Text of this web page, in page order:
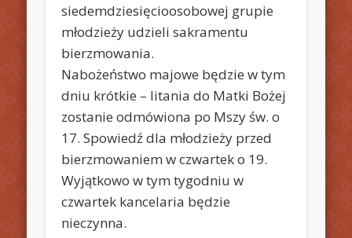
siedemdziesięcioosobowej grupie
młodzieży udzieli sakramentu
bierzmowania.
Nabożeństwo majowe będzie w tym
dniu krótkie – litania do Matki Bożej
zostanie odmówiona po Mszy św. o
17. Spowiedź dla młodzieży przed
bierzmowaniem w czwartek o 19.
Wyjątkowo w tym tygodniu w
czwartek kancelaria będzie
nieczynna.